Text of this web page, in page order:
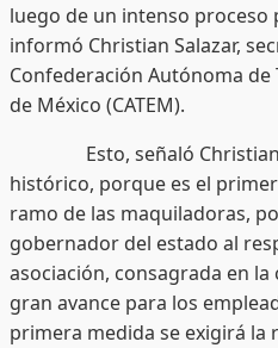
luego de un intenso
informó Christian Salazar,
Confederación Autónoma de
de México (CATEM).
Esto, señaló Christian
histórico, porque es el
ramo de las maquiladoras,
gobernador del estado al
asociación, consagrada en
gran avance para los
primera medida se exigirá la